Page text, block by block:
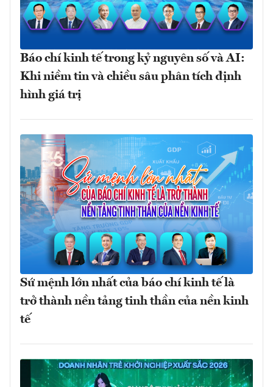
Báo chí kinh tế trong kỷ nguyên số và AI:
Khi niềm tin và chiều sâu phân tích định
hình giá trị
Sứ mệnh lớn nhất của báo chí kinh tế là
trở thành nền tảng tinh thần của nền kinh
tế